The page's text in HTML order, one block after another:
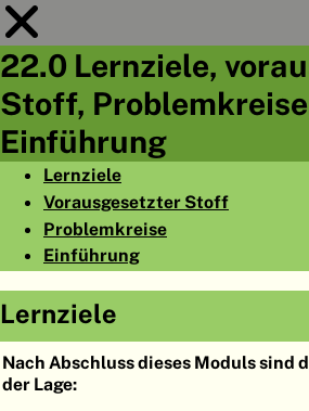
22.0 Lernziele,
Stoff,
Einführung
Lernziele
Vorausgesetzter Stoff
Problemkreise
Einführung
Lernziele
Nach Abschluss dieses Moduls sind
der Lage: